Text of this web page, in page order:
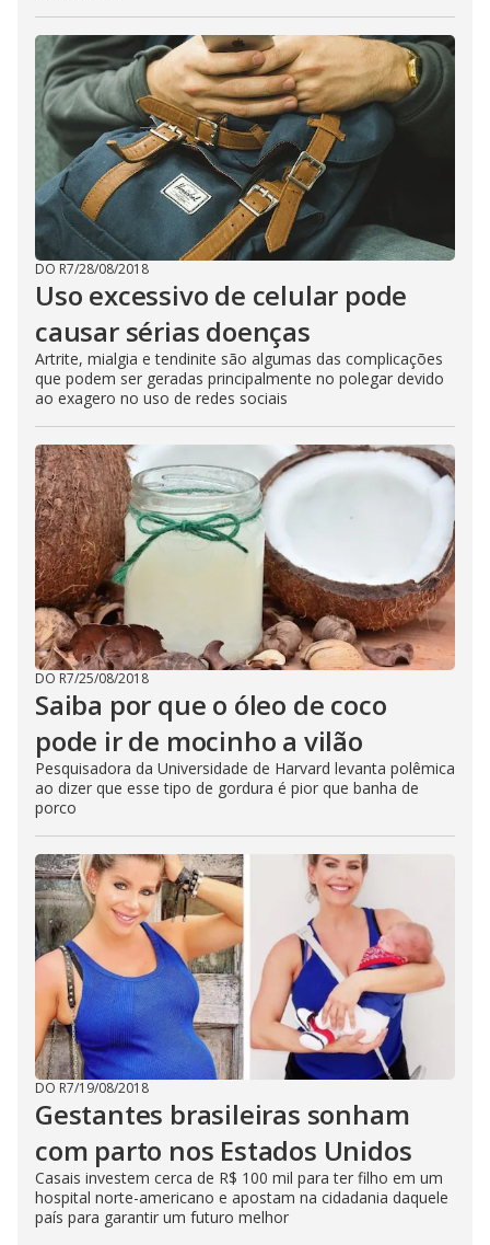
DO R7/28/08/2018
Uso excessivo de celular pode
causar sérias doenças
Artrite, mialgia e tendinite são algumas das complicações
que podem ser geradas principalmente no polegar devido
ao exagero no uso de redes sociais
DO R7/25/08/2018
Saiba por que o óleo de coco
pode ir de mocinho a vilão
Pesquisadora da Universidade de Harvard levanta polêmica
ao dizer que esse tipo de gordura é pior que banha de
porco
DO R7/19/08/2018
Gestantes brasileiras sonham
com parto nos Estados Unidos
Casais investem cerca de R$ 100 mil para ter filho em um
hospital norte-americano e apostam na cidadania daquele
país para garantir um futuro melhor